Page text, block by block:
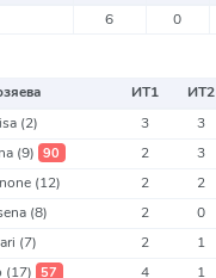
6 0
ИТ1 ИТ2
(2) 3 3
(9) 90 2 3
(12) 2 2
(8) 2 0
(7) 2 1
(17) 57 4 1